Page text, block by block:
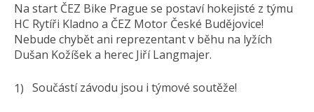
Na start ČEZ Bike Prague se postaví hokejisté z týmu
HC Rytíři Kladno a ČEZ Motor České Budějovice!
Nebude chybět ani reprezentant v běhu na lyžích
Dušan Kožíšek a herec Jiří Langmajer.
Součástí závodu jsou i týmové soutěže!